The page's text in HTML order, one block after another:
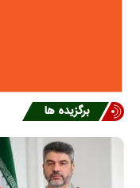
برگزیده ها